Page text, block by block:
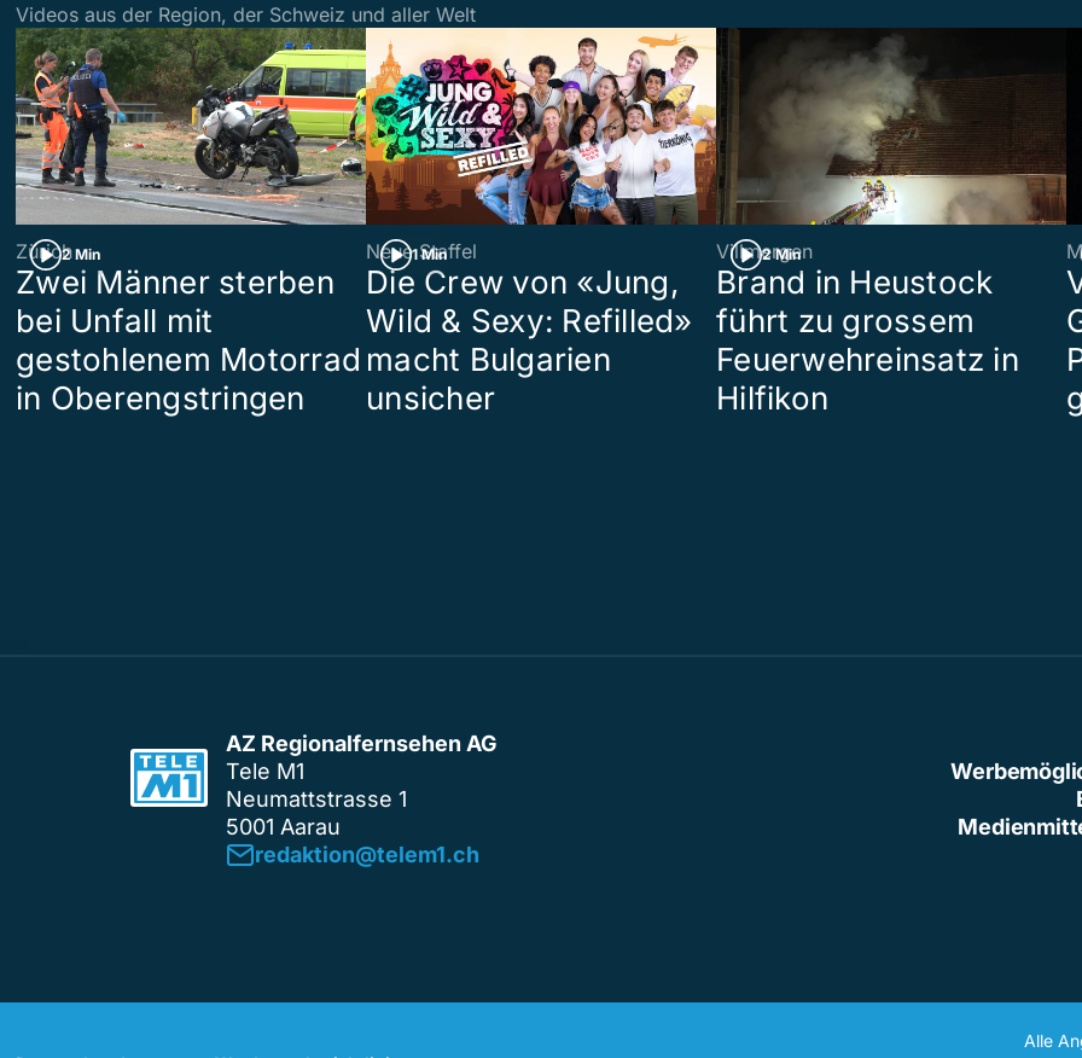
Videos aus der Region, der Schweiz und aller Welt
2 Min
Zürich
Zwei Männer sterben
bei Unfall mit
gestohlenem Motorrad
in Oberengstringen
1 Min
Neue Staffel
Die Crew von «Jung,
Wild & Sexy: Refilled»
macht Bulgarien
unsicher
2 Min
Villmergen
Brand in Heustock
führt zu grossem
Feuerwehreinsatz in
Hilfikon
AZ Regionalfernsehen AG
Tele M1
Neumattstrasse 1
5001 Aarau
redaktion@telem1.ch
Alle